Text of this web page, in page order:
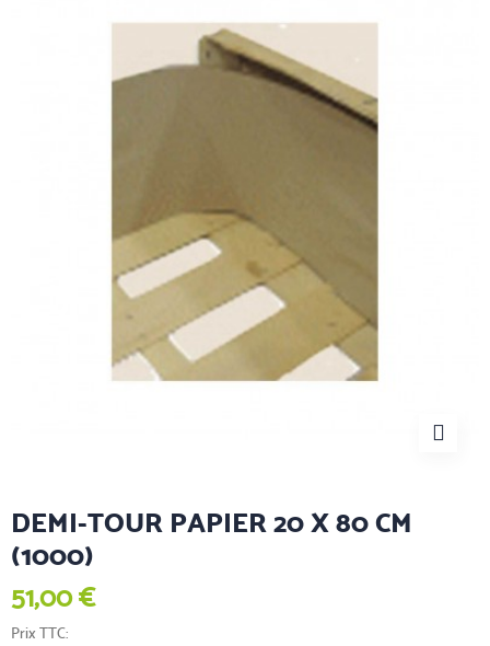
DEMI-TOUR PAPIER 20 X 80 CM
(1000)
51,00 €
Prix TTC